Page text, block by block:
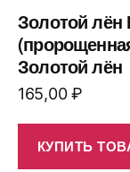
Золотой
Золотой лён
165,00₽
КУПИТЬ